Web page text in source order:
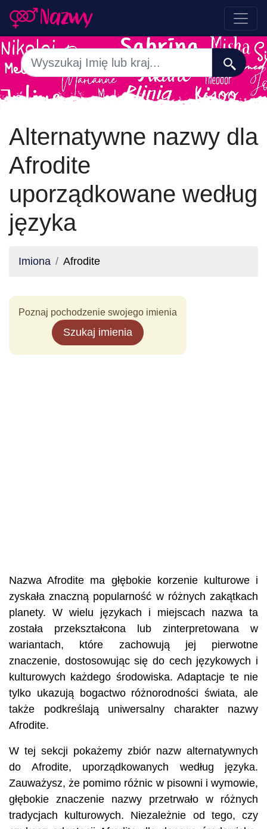
Alternatywne nazwy dla
Afrodite
uporządkowane według
języka
Imiona Afrodite
Poznaj pochodzenie swojego imienia
Szukaj imienia
Nazwa Afrodite ma głębokie korzenie kulturowe i
zyskała znaczną popularność w różnych zakątkach
planety. W wielu językach i miejscach nazwa ta
została przekształcona lub zinterpretowana w
wariantach, które zachowują jej pierwotne
znaczenie, dostosowując się do cech językowych i
kulturowych każdego środowiska. Adaptacje te nie
tylko ukazują bogactwo różnorodności świata, ale
także podkreślają uniwersalny charakter nazwy
Afrodite.
W tej sekcji pokażemy zbiór nazw alternatywnych
do Afrodite, uporządkowanych według języka.
Zauważysz, że pomimo różnic w pisowni i wymowie,
głębokie znaczenie nazwy przetrwało w różnych
tradycjach kulturowych. Niezależnie od tego, czy